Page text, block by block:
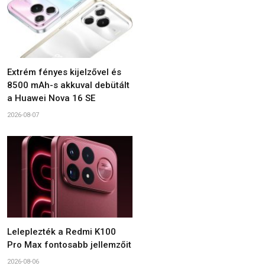
Extrém fényes kijelzővel és
8500 mAh-s akkuval debütált
a Huawei Nova 16 SE
2026-08-07
Leleplezték a Redmi K100
Pro Max fontosabb jellemzőit
2026-08-06